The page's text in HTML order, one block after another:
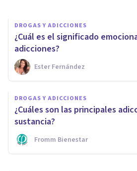
DROGAS Y ADICCIONES
¿Cuál es el significado
adicciones?
Ester Fernández
DROGAS Y ADICCIONES
¿Cuáles son las principales
sustancia?
Fromm Bienestar
PSICOLOGÍA SOCIAL Y RELACIONES
La prostitución y el
glamour: estos son
reales
Jonatan Serrano Perales